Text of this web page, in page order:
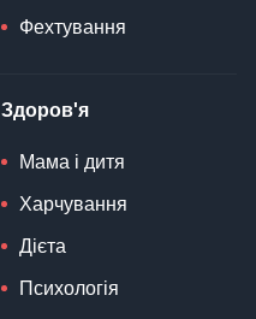
Фехтування
Здоров'я
Мама і дитя
Харчування
Дієта
Психологія